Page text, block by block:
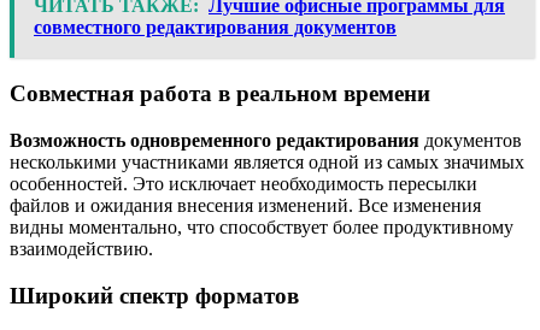
ЧИТАТЬ ТАКЖЕ: Лучшие офисные программы для
совместного редактирования документов
Совместная работа в реальном времени
Возможность одновременного редактирования документов
несколькими участниками является одной из самых значимых
особенностей. Это исключает необходимость пересылки
файлов и ожидания внесения изменений. Все изменения
видны моментально, что способствует более продуктивному
взаимодействию.
Широкий спектр форматов